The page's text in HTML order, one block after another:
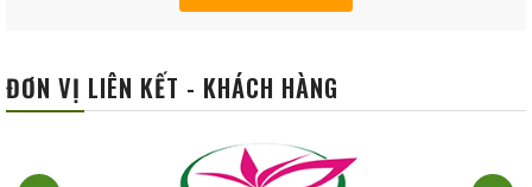
ĐƠN VỊ LIÊN KẾT - KHÁCH HÀNG